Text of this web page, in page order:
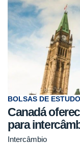
BOLSAS DE ESTUDO
Canadá
para
Intercâmbio